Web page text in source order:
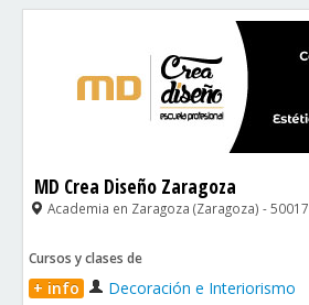
MD Crea Diseño Zaragoza
Academia en Zaragoza (Zaragoza) - 50017
Cursos y clases de
+ info
Decoración e Interiorismo